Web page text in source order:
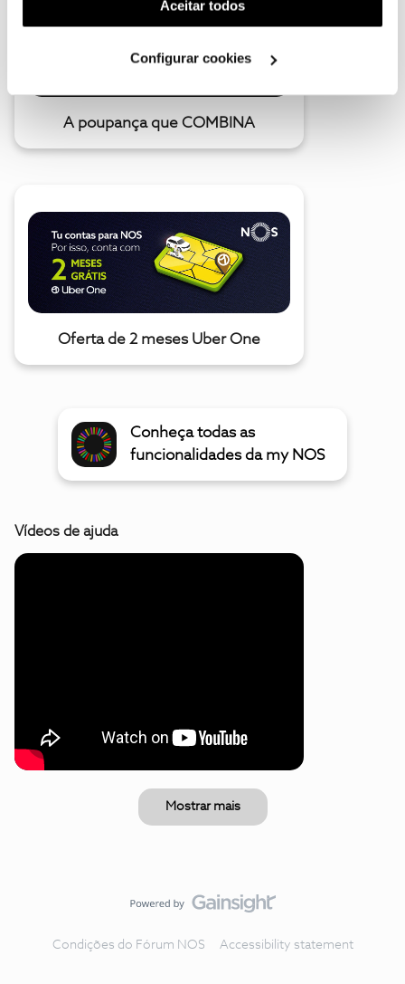
utilização dos cookies clicando em "Configurar
Aceitar todos
Configurar cookies
A poupança que COMBINA
Oferta de 2 meses Uber One
Conheça todas as
funcionalidades da my NOS
Vídeos de ajuda
Mostrar mais
Condições do Fórum NOS Accessibility statement